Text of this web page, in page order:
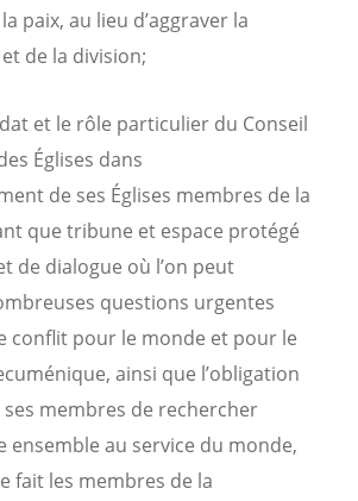
paix, au lieu d’aggraver la
de la division;
et le rôle particulier du Conseil
Églises dans
de ses Églises membres de la
que tribune et espace protégé
de dialogue où l’on peut
questions urgentes
conflit pour le monde et pour le
ainsi que l’obligation
membres de rechercher
ensemble au service du monde,
fait les membres de la